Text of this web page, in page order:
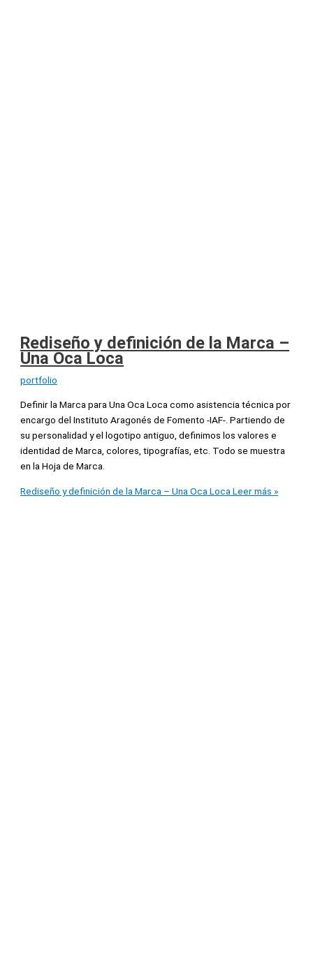
Rediseño y definición de la Marca –
Una Oca Loca
portfolio
Definir la Marca para Una Oca Loca como asistencia técnica por
encargo del Instituto Aragonés de Fomento -IAF-. Partiendo de
su personalidad y el logotipo antiguo, definimos los valores e
identidad de Marca, colores, tipografías, etc. Todo se muestra
en la Hoja de Marca.
Rediseño y definición de la Marca – Una Oca Loca Leer más »